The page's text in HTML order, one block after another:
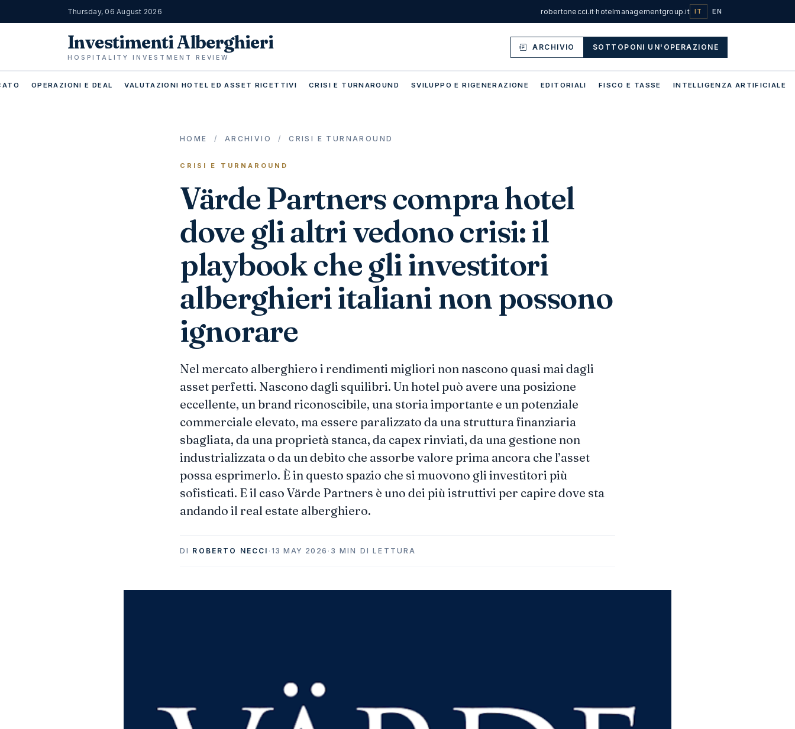
Thursday, 06 August 2026 robertonecci.it·hotelmanagementgroup.it IT EN
Investimenti Alberghieri
HOSPITALITY INVESTMENT REVIEW
ARCHIVIO SOTTOPONI UN'OPERAZIONE
OPERAZIONI E DEAL VALUTAZIONI HOTEL ED ASSET RICETTIVI CRISI E TURNAROUND SVILUPPO E RIGENERAZIONE EDITORIALI FISCO E TASSE INTELLIGENZA ARTIFICIALE
HOME / ARCHIVIO / CRISI E TURNAROUND
CRISI E TURNAROUND
Värde Partners compra hotel
dove gli altri vedono crisi: il
playbook che gli investitori
alberghieri italiani non possono
ignorare
Nel mercato alberghiero i rendimenti migliori non nascono quasi mai dagli
asset perfetti. Nascono dagli squilibri. Un hotel può avere una posizione
eccellente, un brand riconoscibile, una storia importante e un potenziale
commerciale elevato, ma essere paralizzato da una struttura finanziaria
sbagliata, da una proprietà stanca, da capex rinviati, da una gestione non
industrializzata o da un debito che assorbe valore prima ancora che l’asset
possa esprimerlo. È in questo spazio che si muovono gli investitori più
sofisticati. E il caso Värde Partners è uno dei più istruttivi per capire dove sta
andando il real estate alberghiero.
DI ROBERTO NECCI · 13 MAY 2026 · 3 MIN DI LETTURA